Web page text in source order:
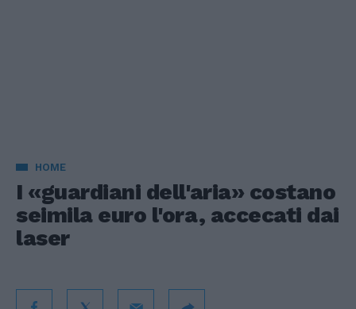
HOME
I «guardiani dell'aria» costano
seimila euro l'ora, accecati dai
laser